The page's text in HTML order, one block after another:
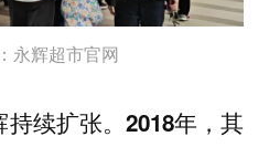
永辉超市官网
续扩张。2018年，其